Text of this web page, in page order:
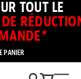
TOUT LE
PANIER